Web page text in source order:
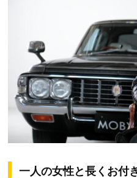
一人の女性と長くお付